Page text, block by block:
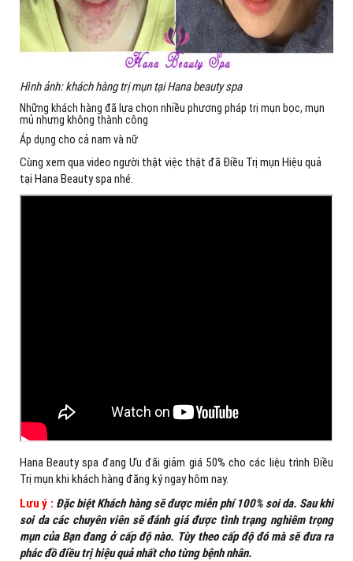
Hình ảnh: khách hàng trị mụn tại Hana beauty spa
Những khách hàng đã lựa chọn nhiều phương pháp trị mụn bọc, mụn
mủ nhưng không thành công
Áp dụng cho cả nam và nữ
Cùng xem qua video người thật việc thật đã Điều Trị mụn Hiệu quả
tại Hana Beauty spa nhé.
Hana Beauty spa đang Ưu đãi giảm giá 50% cho các liệu trình Điều
Trị mụn khi khách hàng đăng ký ngay hôm nay.
Lưu ý :Đặc biệt Khách hàng sẽ được miễn phí 100% soi da. Sau khi
soi da các chuyên viên sẽ đánh giá được tình trạng nghiêm trọng
mụn của Bạn đang ở cấp độ nào. Tùy theo cấp độ đó mà sẽ đưa ra
phác đồ điều trị hiệu quả nhất cho từng bệnh nhân.